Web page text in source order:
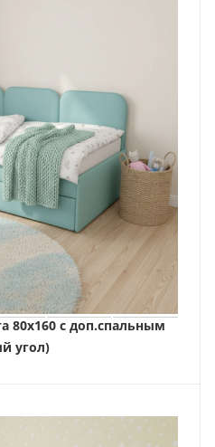
80х160 с доп.спальным
угол)